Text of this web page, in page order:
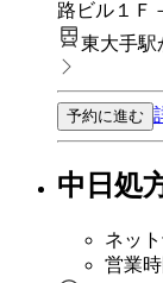
路ビル１Ｆ
東大手駅
予約に進む
中日処
ネッ
営業